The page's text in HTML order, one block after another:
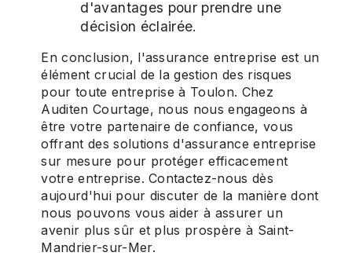
d'avantages pour prendre une
décision éclairée.
En conclusion, l'assurance entreprise est un
élément crucial de la gestion des risques
pour toute entreprise à Toulon. Chez
Auditen Courtage, nous nous engageons à
être votre partenaire de confiance, vous
offrant des solutions d'assurance entreprise
sur mesure pour protéger efficacement
votre entreprise. Contactez-nous dès
aujourd'hui pour discuter de la manière dont
nous pouvons vous aider à assurer un
avenir plus sûr et plus prospère à Saint-
Mandrier-sur-Mer.